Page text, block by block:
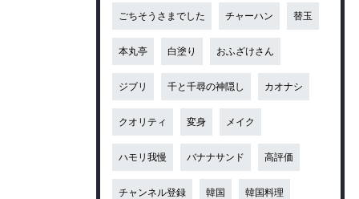
ごちそうさまでした チャーハン 替玉
本丸亭 白塗り おふざけさん
ジブリ 千と千尋の神隠し カオナシ
クオリティ 変身 メイク
ハモリ我慢 バナナサンド 高評価
チャンネル登録 韓国 韓国料理